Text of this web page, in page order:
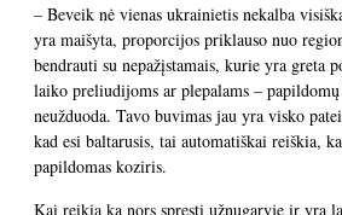
– Beveik nė vienas ukrainietis nekalba
yra maišyta, proporcijos priklauso nuo
bendrauti su nepažįstamais, kurie yra greta
laiko preliudijoms ar plepalams –
neužduoda. Tavo buvimas jau yra visko
kad esi baltarusis, tai automatiškai reiškia,
papildomas koziris.
Kai reikia ką nors spręsti užnugaryje ir yra